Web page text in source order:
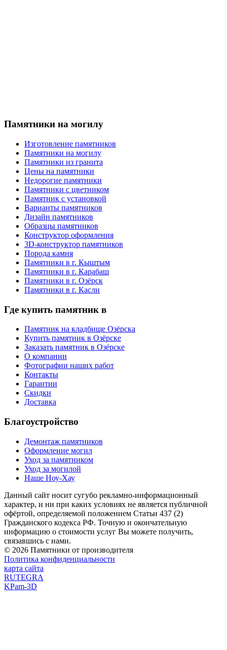
Памятники на могилу
Изготовление памятников
Памятники на могилу
Памятники из гранита
Цены на памятники
Недорогие памятники
Памятники с цветником
Памятник с установкой
Варианты памятников
Дизайн памятников
Образцы памятников
Конструктор оформления
3D-конструктор памятников
Порода камня
Памятники в г. Кыштым
Памятники в г. Карабаш
Памятники в г. Озёрск
Памятники в г. Касли
Где купить памятник в
Памятник на кладбище Озёрска
Купить памятник в Озёрске
Заказать памятник в Озёрске
О компании
Фотографии наших работ
Контакты
Гарантии
Скидки
Доставка
Благоустройство
Демонтаж памятников
Оформление могил
Уход за памятником
Уход за могилой
Наше Ноу-Хау
Данный сайт носит сугубо рекламно-информационный
характер, и ни при каких условиях не является публичной
офёртой, определяемой положением Статьи 437 (2)
Гражданского кодекса РФ. Точную и окончательную
информацию о стоимости услуг Вы можете получить,
связавшись с нами.
© 2026 Памятники от производителя
Политика конфиденциальности
карта сайта
RUTEGRA
KPam-3D